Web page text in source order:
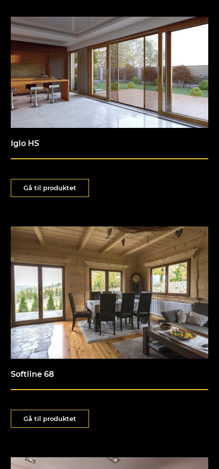
Iglo HS
Gå til produktet
Softline 68
Gå til produktet